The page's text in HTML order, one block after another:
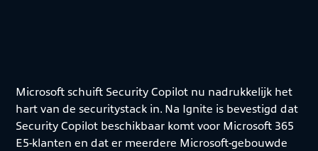
Microsoft schuift Security Copilot nu nadrukkelijk het
hart van de securitystack in. Na Ignite is bevestigd dat
Security Copilot beschikbaar komt voor Microsoft 365
E5-klanten en dat er meerdere Microsoft-gebouwde